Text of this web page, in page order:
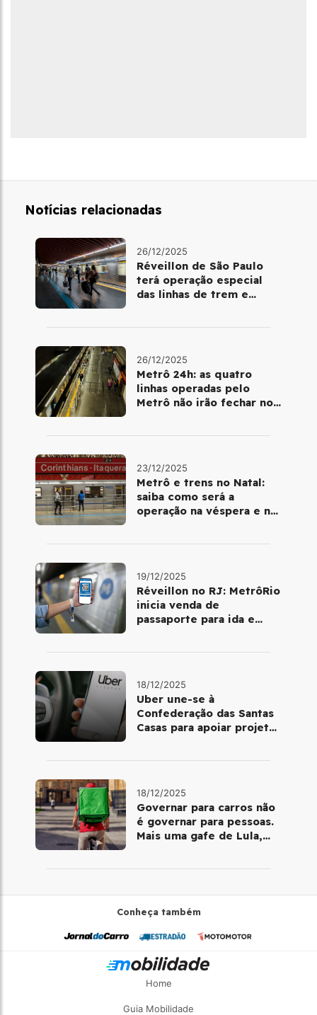
Notícias relacionadas
26/12/2025
Réveillon de São Paulo
terá operação especial
das linhas de trem e
26/12/2025
Metrô 24h: as quatro
linhas operadas pelo
Metrô não irão fechar no
23/12/2025
Metrô e trens no Natal:
saiba como será a
operação na véspera e no
19/12/2025
Réveillon no RJ: MetrôRio
inicia venda de
passaporte para ida e
18/12/2025
Uber une-se à
Confederação das Santas
Casas para apoiar projetos
18/12/2025
Governar para carros não
é governar para pessoas.
Mais uma gafe de Lula,
Conheça também
Home
Guia Mobilidade